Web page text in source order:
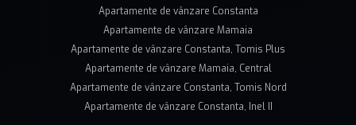
Apartamente de vânzare Constanta
Apartamente de vânzare Mamaia
Apartamente de vânzare Constanta, Tomis Plus
Apartamente de vânzare Mamaia, Central
Apartamente de vânzare Constanta, Tomis Nord
Apartamente de vânzare Constanta, Inel II